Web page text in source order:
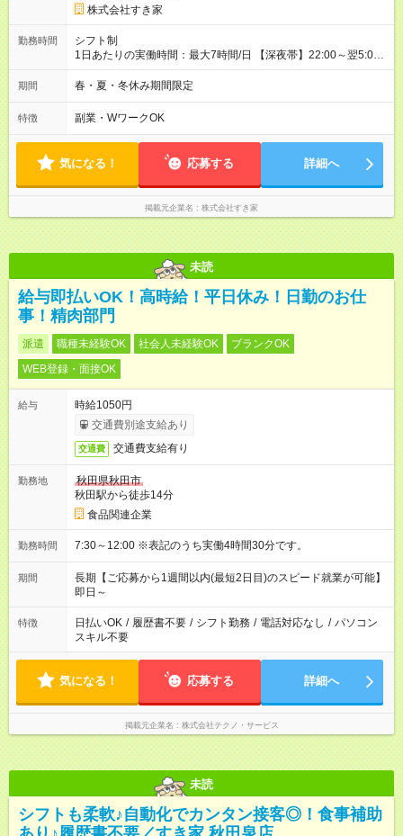
同時給）
株式会社すき家
勤務時間
シフト制
1日あたりの実働時間：最大7時間/日 【深夜帯】22:00～翌5:00
週2日～・1日2h～OK◎ ※22:00から翌5:00までは18歳以上の方
のみ勤務可能です（18歳未満の深夜業務禁止のため） ★深夜で
す。 必ず、2名以上での勤務を行いますので、安心して働けま
す。
期間 春・夏・冬休み期間限定
特徴 副業・WワークOK
気になる！ 応募する 詳細へ
掲載元企業名 株式会社すき家
未読
給与即払いOK！高時給！平日休み！日勤のお仕
事！精肉部門
派遣 職種未経験OK 社会人未経験OK
ブランクOK
WEB登録・面接OK
給与
時給1050円
交通費別途支給あり
交通費 交通費支給有り
勤務地
秋田県秋田市
秋田駅から徒歩14分
食品関連企業
勤務時間 7:30～12:00 ※表記のうち実働4時間30分です。
期間
長期【ご応募から1週間以内(最短2日目)のスピード就業が可能】
即日～
特徴 日払いOK / 履歴書不要 / シフト勤務 / 電話対応なし / パソコン
スキル不要
気になる！ 応募する 詳細へ
掲載元企業名 株式会社テクノ・サービス
未読
シフトも柔軟♪自動化でカンタン接客◎！食事補助